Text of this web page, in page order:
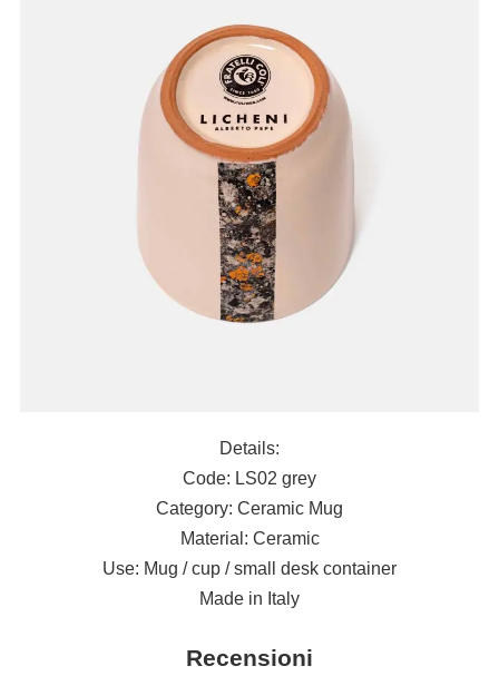
Details:
Code: LS02 grey
Category: Ceramic Mug
Material: Ceramic
Use: Mug / cup / small desk container
Made in Italy
Recensioni